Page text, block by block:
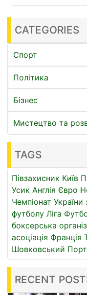
CATEGORIES
Спорт
Політика
Бізнес
Мистецтво та
TAGS
Півзахисник Київ
Усик Англія Євро
Чемпіонат
футболу Ліга
боксерська
асоціація Франція
Шовковський
RECENT